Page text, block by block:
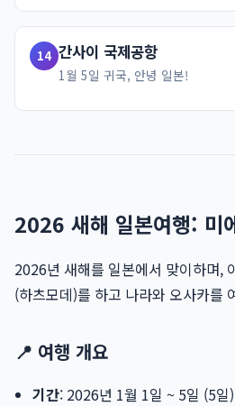
14 간사이 국제공항
1월 5일 귀국, 안녕 일본!
2026 새해 일본여행: 미
2026년 새해를 일본에서 맞이하며,
(하츠모데)를 하고 나라와 오사카를
📍 여행 개요
기간: 2026년 1월 1일 ~ 5일 (5일)